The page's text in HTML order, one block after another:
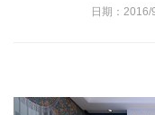
日期：2016/